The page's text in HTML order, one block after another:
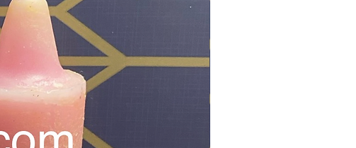
Somos una empresa mayorista de velas
que fabrica en EE. UU. Soy una yoruba
espiritual con más de veinte años de
experiencia.
Devoluciones y cambios:
devoluciones ni cambios. ¡Venta final! Te